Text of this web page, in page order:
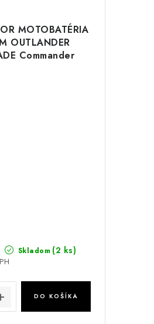
MOTOBATÉRIA
OUTLANDER
Commander
BS
Skladom (2 ks)
DO KOŠÍKA